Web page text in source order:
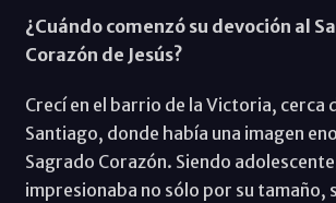
¿Cuándo comenzó su devoción al
Corazón de Jesús?
Crecí en el barrio de la Victoria, cerca
Santiago, donde había una imagen
Sagrado Corazón. Siendo
impresionaba no sólo por su tamaño,